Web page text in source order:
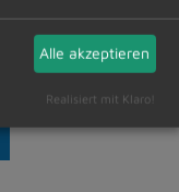
für die Zukunft
wir in jedem
Alle akzeptieren
Realisiert mit Klaro!